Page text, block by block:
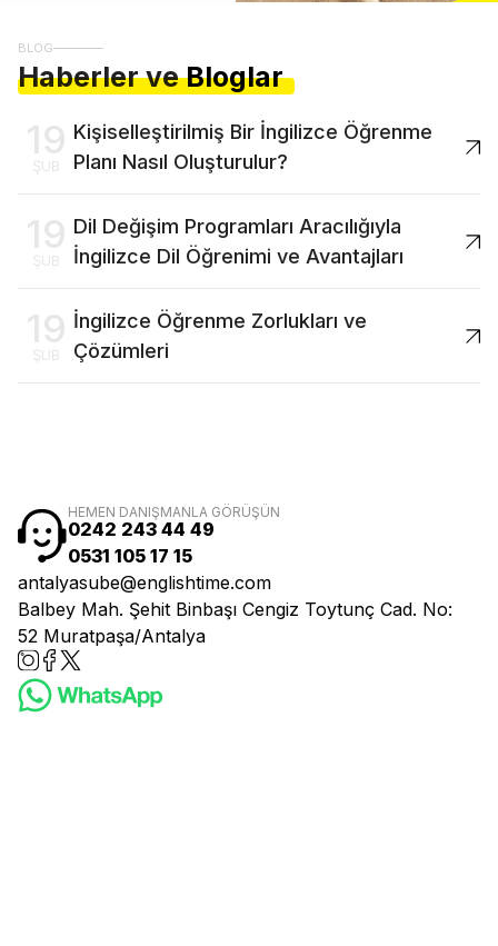
BLOG
Haberler ve Bloglar
19
ŞUB
Kişiselleştirilmiş Bir İngilizce Öğrenme
Planı Nasıl Oluşturulur?
19
ŞUB
Dil Değişim Programları Aracılığıyla
İngilizce Dil Öğrenimi ve Avantajları
19
ŞUB
İngilizce Öğrenme Zorlukları ve
Çözümleri
HEMEN DANIŞMANLA GÖRÜŞÜN
0242 243 44 49
0531 105 17 15
antalyasube@englishtime.com
Balbey Mah. Şehit Binbaşı Cengiz Toytunç Cad. No:
52 Muratpaşa/Antalya